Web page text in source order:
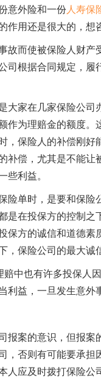
意外险和一份 人寿保
作用还是很大的，想
故而使被保险人财
司根据合同规定，
大家在几家保险公
作为理赔金的额度
，保险人的补偿刚
补偿，尤其是不能
些利益。
险单时，是要和保
是在投保方的控制
保方的诚信和道德
，保险公司的最大诚
赔中也有许多投保
利益，一旦发生意外
报案的意识，但报
，否则有可能要承
人应及时拨打保险公